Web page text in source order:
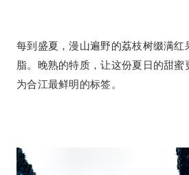
每到盛夏，漫山遍野的荔枝树缀满红
脂。晚熟的特质，让这份夏日的甜
为合江最鲜明的标签。